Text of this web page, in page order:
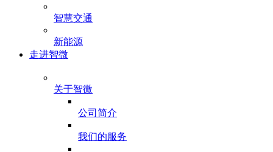
智慧交通
新能源
走进智微
关于智微
公司简介
我们的服务